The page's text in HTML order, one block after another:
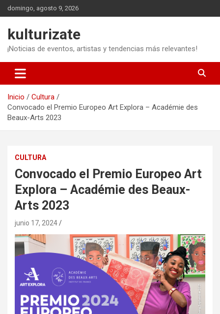
Saltar
al
domingo, agosto 9, 2026
kulturizate
¡Noticias de eventos, artistas y tendencias más relevantes!
Inicio
Cultura
Convocado el Premio Europeo Art Explora – Académie des
Beaux-Arts 2023
CULTURA
Convocado el Premio Europeo Art
Explora – Académie des Beaux-
Arts 2023
junio 17, 2024